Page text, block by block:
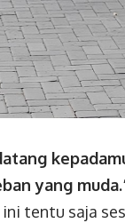
yang
tentu saja